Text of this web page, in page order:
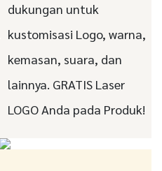
dukungan untuk
kustomisasi Logo, warna,
kemasan, suara, dan
lainnya. GRATIS Laser
LOGO Anda pada Produk!